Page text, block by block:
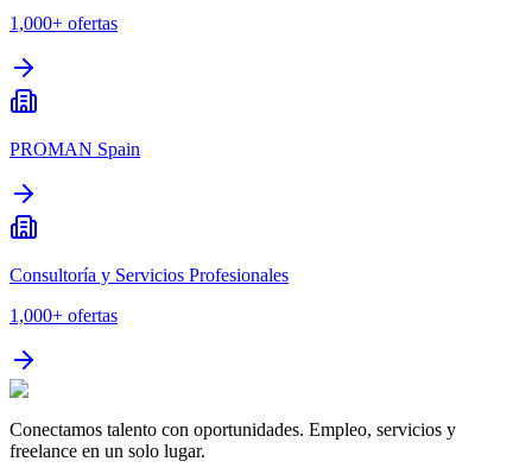
1,000+ ofertas
PROMAN Spain
Consultoría y Servicios Profesionales
1,000+ ofertas
Conectamos talento con oportunidades. Empleo, servicios y
freelance en un solo lugar.